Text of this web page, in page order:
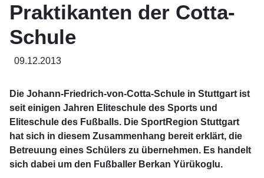
Praktikanten der Cotta-
Schule
09.12.2013
Die Johann-Friedrich-von-Cotta-Schule in Stuttgart ist
seit einigen Jahren Eliteschule des Sports und
Eliteschule des Fußballs. Die SportRegion Stuttgart
hat sich in diesem Zusammenhang bereit erklärt, die
Betreuung eines Schülers zu übernehmen. Es handelt
sich dabei um den Fußballer Berkan Yürükoglu.